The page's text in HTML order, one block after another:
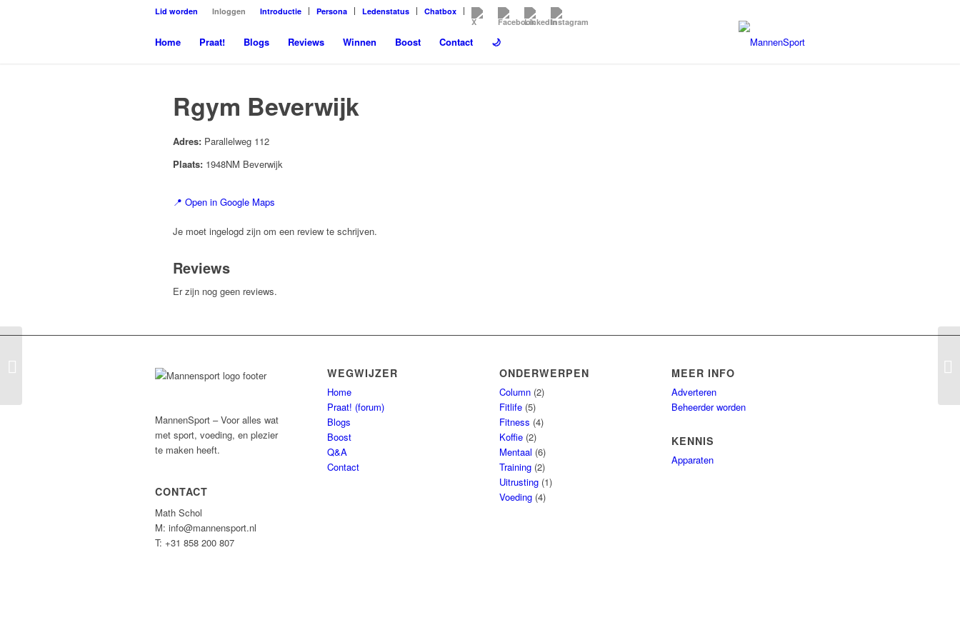
Lid worden Inloggen Introductie Persona Ledenstatus Chatbox
Home Praat! Blogs Reviews Winnen Boost Contact 🌙
Rgym Beverwijk
Adres: Parallelweg 112
Plaats: 1948NM Beverwijk
📍 Open in Google Maps
Je moet ingelogd zijn om een review te schrijven.
Reviews
Er zijn nog geen reviews.
MannenSport – Voor alles wat
met sport, voeding, en plezier
te maken heeft.
CONTACT
Math Schol
M: info@mannensport.nl
T: +31 858 200 807
WEGWIJZER
Home
Praat! (forum)
Blogs
Boost
Q&A
Contact
ONDERWERPEN
Column (2)
Fitlife (5)
Fitness (4)
Koffie (2)
Mentaal (6)
Training (2)
Uitrusting (1)
Voeding (4)
MEER INFO
Adverteren
Beheerder worden
KENNIS
Apparaten